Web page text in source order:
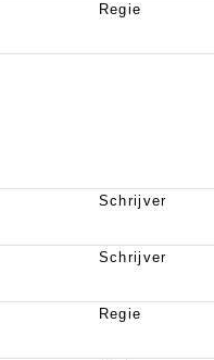
Regie
Schrijver
Schrijver
Regie